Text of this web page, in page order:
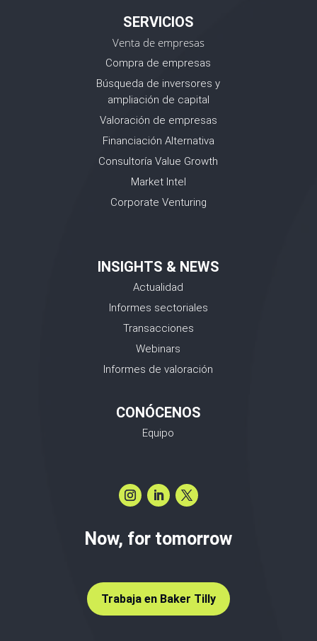
SERVICIOS
Venta de empresas
Compra de empresas
Búsqueda de inversores y
ampliación de capital
Valoración de empresas
Financiación Alternativa
Consultoría Value Growth
Market Intel
Corporate Venturing
INSIGHTS & NEWS
Actualidad
Informes sectoriales
Transacciones
Webinars
Informes de valoración
CONÓCENOS
Equipo
Now, for tomorrow
Trabaja en Baker Tilly